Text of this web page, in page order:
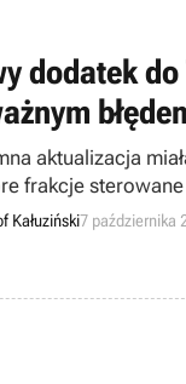
dodatek
aktualizacja
frakcje
Kałuziński7 października